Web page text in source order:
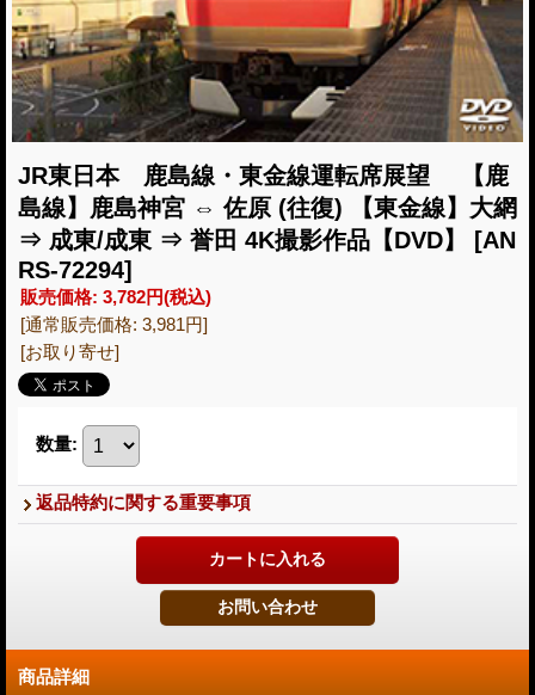
JR東日本 鹿島線・東金線運転席展望 【鹿
島線】鹿島神宮 ⇔ 佐原 (往復) 【東金線】大網
⇒ 成東/成東 ⇒ 誉田 4K撮影作品【DVD】
[AN
RS-72294]
販売価格: 3,782円(税込)
[通常販売価格: 3,981円]
[お取り寄せ]
数量:
返品特約に関する重要事項
商品詳細